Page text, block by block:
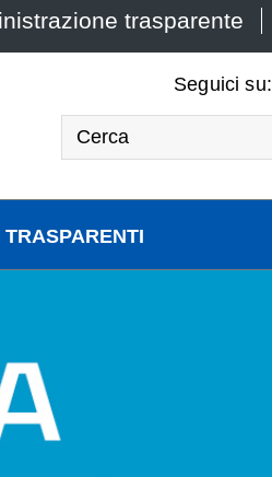
trasparente
Seguici su: